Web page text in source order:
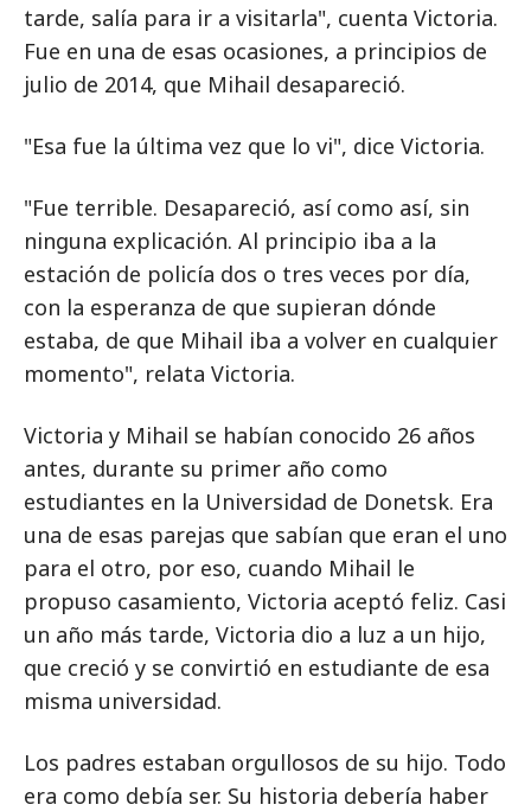
tarde, salía para ir a visitarla", cuenta Victoria.
Fue en una de esas ocasiones, a principios de
julio de 2014, que Mihail desapareció.
"Esa fue la última vez que lo vi", dice Victoria.
"Fue terrible. Desapareció, así como así, sin
ninguna explicación. Al principio iba a la
estación de policía dos o tres veces por día,
con la esperanza de que supieran dónde
estaba, de que Mihail iba a volver en cualquier
momento", relata Victoria.
Victoria y Mihail se habían conocido 26 años
antes, durante su primer año como
estudiantes en la Universidad de Donetsk. Era
una de esas parejas que sabían que eran el uno
para el otro, por eso, cuando Mihail le
propuso casamiento, Victoria aceptó feliz. Casi
un año más tarde, Victoria dio a luz a un hijo,
que creció y se convirtió en estudiante de esa
misma universidad.
Los padres estaban orgullosos de su hijo. Todo
era como debía ser. Su historia debería haber